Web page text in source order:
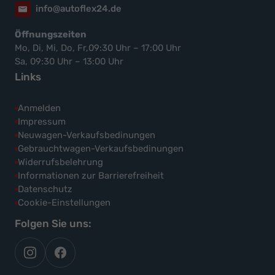
info@autoflex24.de
Öffnungszeiten
Mo, Di, Mi, Do, Fr,09:30 Uhr – 17:00 Uhr
Sa, 09:30 Uhr – 13:00 Uhr
Links
Anmelden
Impressum
Neuwagen-Verkaufsbedinungen
Gebrauchtwagen-Verkaufsbedinungen
Widerrufsbelehrung
Informationen zur Barrierefreiheit
Datenschutz
Cookie-Einstellungen
Folgen Sie uns:
autoflex
auf
autoflex24
auf